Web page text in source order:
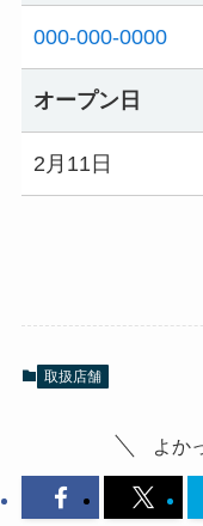
000-000-0000
オープン日
2月11日
取扱店舗
よか